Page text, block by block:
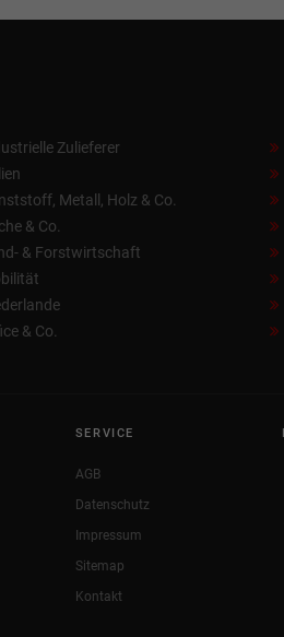
Zulieferer
Metall, Holz & Co.
& Co.
& Forstwirtschaft
& Co.
SERVICE
AGB
Datenschutz
Impressum
Sitemap
Kontakt